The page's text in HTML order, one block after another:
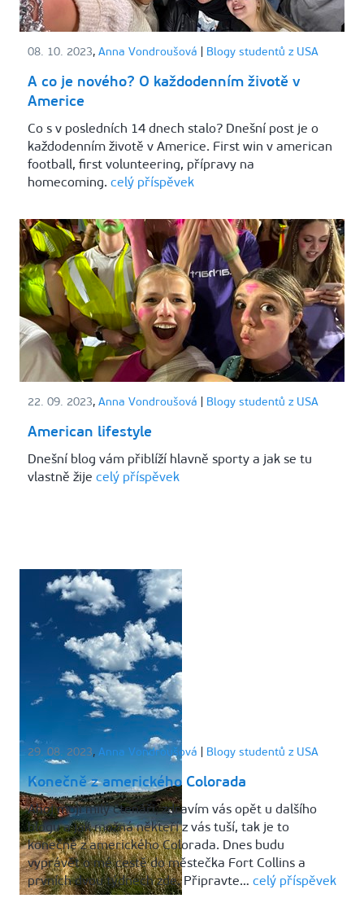
08. 10. 2023, Anna Vondroušová Blogy studentů z USA
A co je nového? O každodenním životě v
Americe
Co s v posledních 14 dnech stalo? Dnešní post je o
každodenním životě v Americe. First win v american
football, first volunteering, přípravy na
homecoming. celý příspěvek
22. 09. 2023, Anna Vondroušová Blogy studentů z USA
American lifestyle
Dnešní blog vám přiblíží hlavně sporty a jak se tu
vlastně žije celý příspěvek
29. 08. 2023, Anna Vondroušová Blogy studentů z USA
Konečně z amerického Colorada
Ahoj moji milý čtenáři, zdravím vás opět u dalšího
blogu a jak možná někteří z vás tuší, tak je to
konečně z amerického Colorada. Dnes budu
vyprávět o mé cestě do městečka Fort Collins a
prvních dvou týdnech zde. Připravte… celý příspěvek